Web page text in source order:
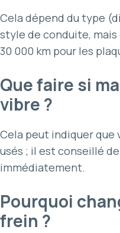
Cela dépend du type
style de conduite, mais
30 000 km pour les
Que faire si
vibre ?
Cela peut indiquer que
usés ; il est conseillé
immédiatement.
Pourquoi
frein ?